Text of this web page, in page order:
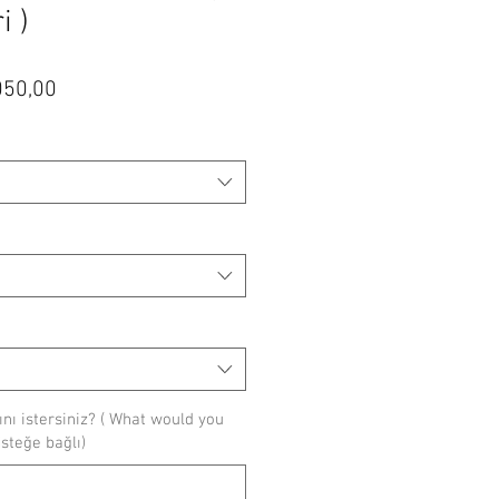
)
istersiniz? ( What would you
bağlı)